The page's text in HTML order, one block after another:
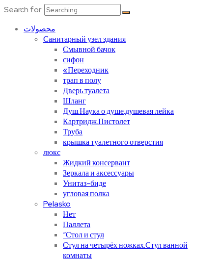
Search for:
محصولات
Санитарный узел здания
Смывной бачок
сифон
«Переходник
трап в полу
Дверь туалета
Шланг
Душ.Наука о душе.душевая лейка
Картридж.Пистолет
Труба
крышка туалетного отверстия
люкс
Жидкий консервант
Зеркала и аксессуары
Унитаз-биде
угловая полка
Pelasko
Нет
Паллета
“Стол и стул
Стул на четырёх ножках.Стул ванной
комнаты